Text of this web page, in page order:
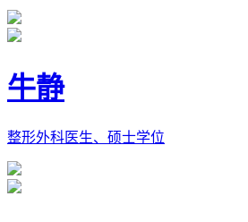
牛静
整形外科医生、硕士学位